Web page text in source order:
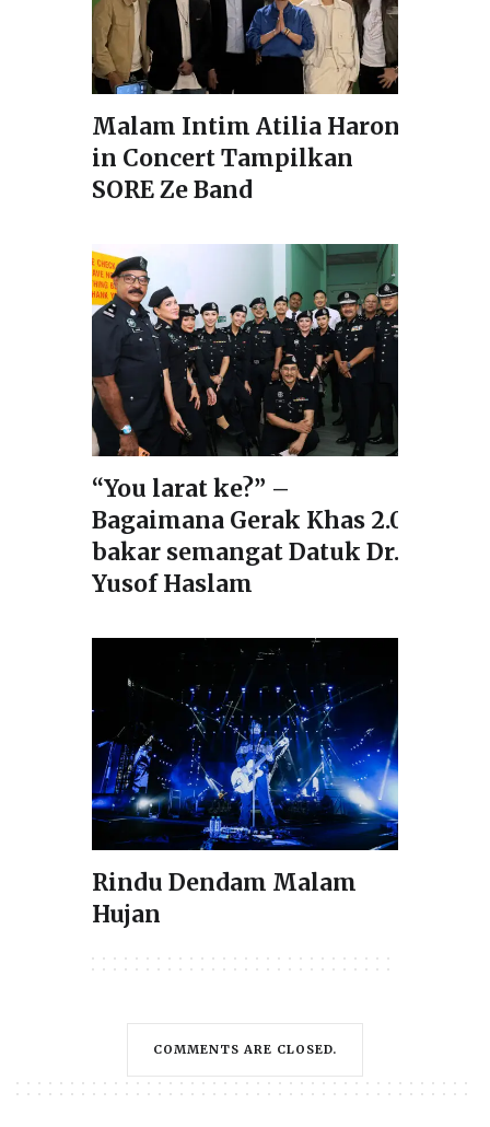
Malam Intim Atilia Haron
in Concert Tampilkan
SORE Ze Band
“You larat ke?” –
Bagaimana Gerak Khas 2.0
bakar semangat Datuk Dr.
Yusof Haslam
Rindu Dendam Malam
Hujan
COMMENTS ARE CLOSED.